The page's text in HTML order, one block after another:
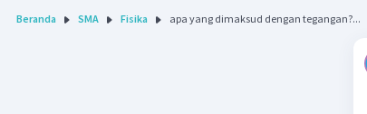
Beranda SMA Fisika apa yang dimaksud dengan tegangan?...